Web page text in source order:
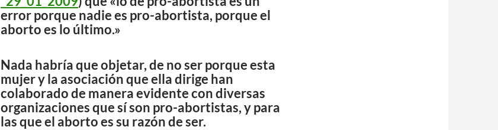
error porque nadie es pro-abortista, porque el
aborto es lo último.»
Nada habría que objetar, de no ser porque esta
mujer y la asociación que ella dirige han
colaborado de manera evidente con diversas
organizaciones que sí son pro-abortistas, y para
las que el aborto es su razón de ser.